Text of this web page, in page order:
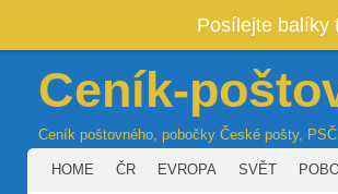
Posílejte balíky
Ceník-
Ceník poštovného, pobočky České pošty, PSČ
HOME ČR EVROPA SVĚT